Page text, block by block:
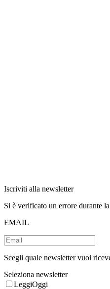
Iscriviti alla newsletter
Si è verificato un errore durante
EMAIL
Scegli quale newsletter vuoi
Seleziona newsletter
LeggiOggi